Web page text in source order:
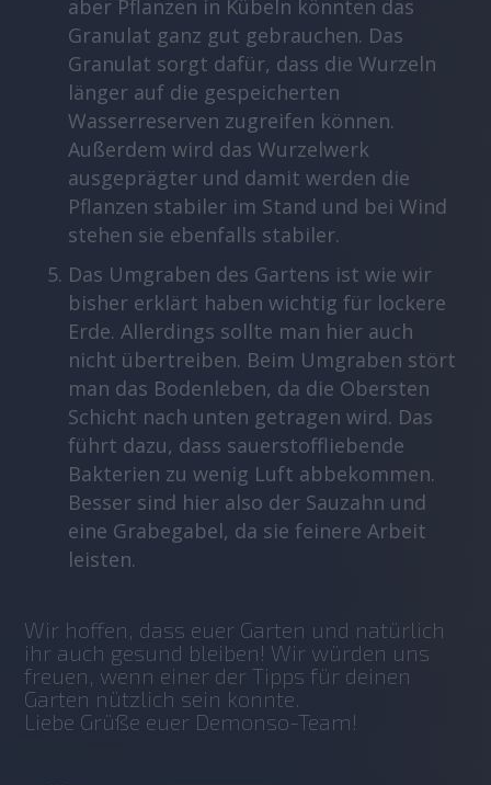
aber Pflanzen in Kübeln könnten das
Granulat ganz gut gebrauchen. Das
Granulat sorgt dafür, dass die Wurzeln
länger auf die gespeicherten
Wasserreserven zugreifen können.
Außerdem wird das Wurzelwerk
ausgeprägter und damit werden die
Pflanzen stabiler im Stand und bei Wind
stehen sie ebenfalls stabiler.
Das Umgraben des Gartens ist wie wir
bisher erklärt haben wichtig für lockere
Erde. Allerdings sollte man hier auch
nicht übertreiben. Beim Umgraben stört
man das Bodenleben, da die Obersten
Schicht nach unten getragen wird. Das
führt dazu, dass sauerstoffliebende
Bakterien zu wenig Luft abbekommen.
Besser sind hier also der Sauzahn und
eine Grabegabel, da sie feinere Arbeit
leisten.
Wir hoffen, dass euer Garten und natürlich
ihr auch gesund bleiben! Wir würden uns
freuen, wenn einer der Tipps für deinen
Garten nützlich sein konnte.
Liebe Grüße euer Demonso-Team!